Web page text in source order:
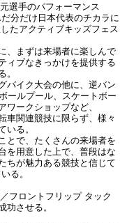
選手のパフォーマンス
分だけ日本代表のチカラに
たアクティブキッズフェス
、まずは来場者に楽しんで
ィブなきっかけを提供する
。
バイク大会の他に、逆バン
ールプール、スケートボー
ワークショップなど、
車関連競技に限らず、様々
いる。
とで、たくさんの来場者を
を用意した上で、普段はな
ちが魅力ある競技と信じて
る。
フロントフリップ タック
功させる。